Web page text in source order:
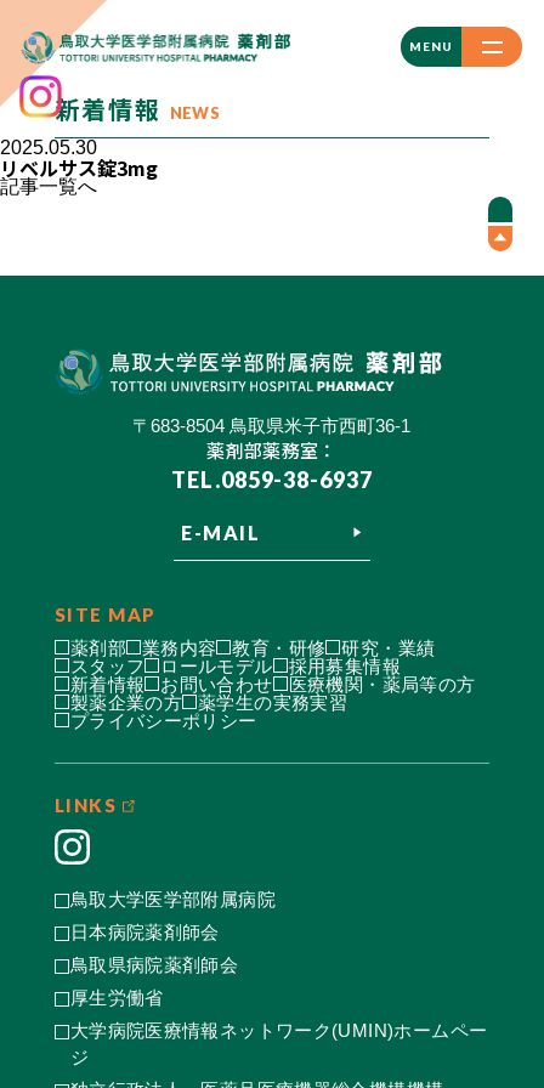
MENU
CLOSE
新着情報 NEWS
2025.05.30
リベルサス錠3mg
記事一覧へ
〒683-8504 鳥取県米子市西町36-1
薬剤部薬務室：
TEL.0859-38-6937
E-MAIL
SITE MAP
薬剤部 業務内容 教育・研修
研究・業績
スタッフ
ロールモデル
採用募集情報
新着情報
お問い合わせ
医療機関・薬局等の方
製薬企業の方
薬学生の実務実習
プライバシーポリシー
LINKS
鳥取大学医学部附属病院
日本病院薬剤師会
鳥取県病院薬剤師会
厚生労働省
大学病院医療情報ネットワーク(UMIN)ホームペー
ジ